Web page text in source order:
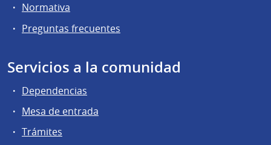
Normativa
Preguntas frecuentes
Servicios a la comunidad
Dependencias
Mesa de entrada
Trámites